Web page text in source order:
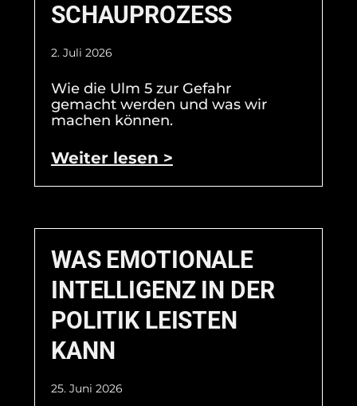
SCHAUPROZESS
2. Juli 2026
Wie die Ulm 5 zur Gefahr
gemacht werden und was wir
machen können.
Weiter lesen >
WAS EMOTIONALE
INTELLIGENZ IN DER
POLITIK LEISTEN
KANN
25. Juni 2026